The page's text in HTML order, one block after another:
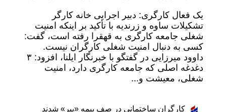
یک فعال کارگری: دبیر اجرایی خانه کارگر
تشکیلات ساوه و زرندیه با تأکید بر اینکه امنیت
شغلی جامعه کارگری به قهقرا رفته است، گفت:
کسی به دنبال امنیت شغلی کارگران نیست.
داوود میرزایی در گفتگو با خبرنگار ایلنا، افزود: ۳
دغدغه اصلی که جامعه کارگری دارد، امنیت
شغلی، معیشت و...
کارگران ساختمانی در صف بیمه «پیر» شدند